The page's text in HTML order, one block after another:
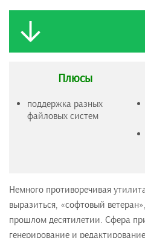
Плюсы
поддержка разных
файловых систем
Немного противоречивая
выразиться, «софтовый
прошлом десятилетии. Сфера
генерирование и